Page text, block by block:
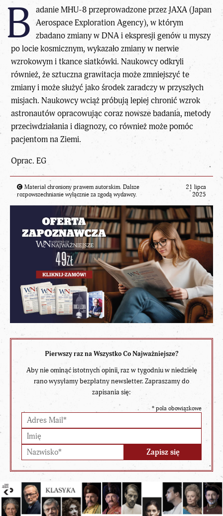
B adanie MHU-8 przeprowadzone przez JAXA (Japan
Aerospace Exploration Agency), w którym
zbadano zmiany w DNA i ekspresji genów u myszy
po locie kosmicznym, wykazało zmiany w nerwie
wzrokowym i tkance siatkówki. Naukowcy odkryli
również, że sztuczna grawitacja może zmniejszyć te
zmiany i może służyć jako środek zaradczy w przyszłych
misjach. Naukowcy wciąż próbują lepiej chronić wzrok
astronautów opracowując coraz nowsze badania, metody
przeciwdziałania i diagnozy, co również może pomóc
pacjentom na Ziemi.
Oprac. EG
Materiał chroniony prawem autorskim. Dalsze
rozpowszechnianie wyłącznie za zgodą wydawcy.
21 lipca
2025
Pierwszy raz na Wszystko Co Najważniejsze?
Aby nie ominąć istotnych opinii, raz w tygodniu w niedzielę
rano wysyłamy bezpłatny newsletter. Zapraszamy do
zapisania się:
* pola obowiązkowe